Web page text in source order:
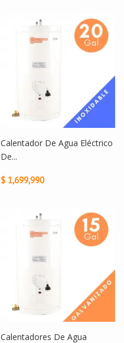
Calentador De Agua Eléctrico
De...
$ 1,699,990
Calentadores De Agua